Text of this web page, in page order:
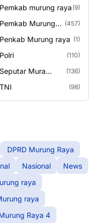
Pemkab murung raya (9)
Pemkab Murung
(457)
Penkab Murung raya (1)
Polri (110)
Seputar Mura
(136)
TNI (98)
DPRD Murung Raya
Nasional
News
raya
raya
Raya 4